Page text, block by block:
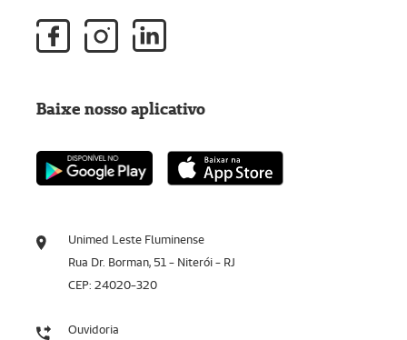
Unimed Leste Fluminense
Rua Dr. Borman, 51 - Niterói - RJ
CEP: 24020-320
Ouvidoria
Baixe nosso aplicativo